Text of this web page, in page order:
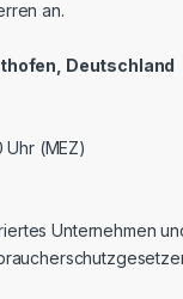
an.
Deutschland
(MEZ)
Unternehmen